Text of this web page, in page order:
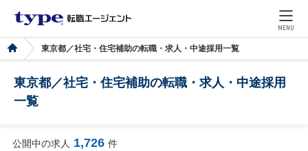
MENU
東京都／社宅・住宅補助の転職・求人・中途採用一覧
東京都／社宅・住宅補助の転職・求人・中途採用
一覧
公開中の求人 1,726 件